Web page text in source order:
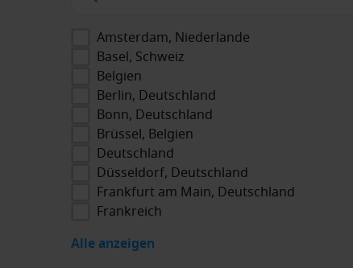
Amsterdam, Niederlande
Basel, Schweiz
Belgien
Berlin, Deutschland
Bonn, Deutschland
Brüssel, Belgien
Deutschland
Düsseldorf, Deutschland
Frankfurt am Main, Deutschland
Frankreich
Alle anzeigen